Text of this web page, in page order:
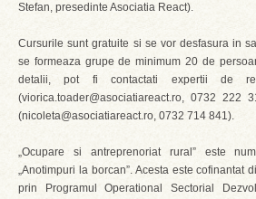
Stefan, presedinte Asociatia React).
Cursurile sunt gratuite si se vor desfasura in
se formeaza grupe de minimum 20 de
detalii, pot fi contactati expertii de
(viorica.toader@asociatiareact.ro, 0732 222
(nicoleta@asociatiareact.ro, 0732 714 841).
„Ocupare si antreprenoriat rural” este
„Anotimpuri la borcan”. Acesta este cofinantat
prin Programul Operational Sectorial